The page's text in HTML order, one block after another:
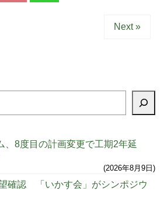
Next »
、8度目の計画変更で工期2年延
2026年8月9日
確認 「いかす会」がシンポジウ